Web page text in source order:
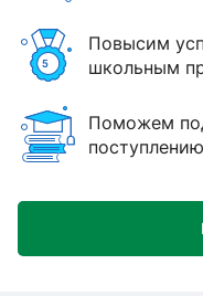
Повысим
школьным
Поможем